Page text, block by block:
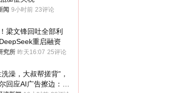
闻 9小时前 23评论
梁文锋回吐全部利
重启融资
究所 昨天16:07 25评论
洗澡，大叔帮搓背”，
回应AI广告擦边：视